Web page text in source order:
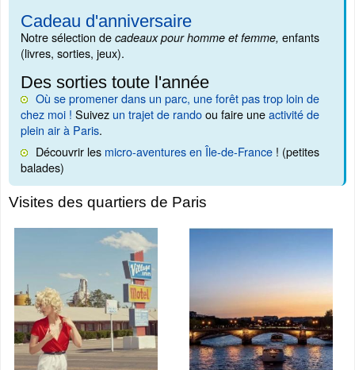
Cadeau d'anniversaire
Notre sélection de cadeaux pour homme et femme, enfants
(livres, sorties, jeux).
Des sorties toute l'année
Où se promener dans un parc, une forêt pas trop loin de
chez moi ! Suivez un trajet de randoou faire uneactivité de
plein air à Paris.
Découvrir les micro-aventures en Île-de-France ! (petites
balades)
Visites des quartiers de Paris